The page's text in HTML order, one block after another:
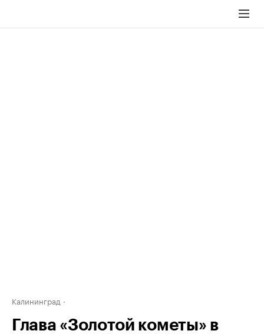
Калининград
Глава «Золотой кометы» в